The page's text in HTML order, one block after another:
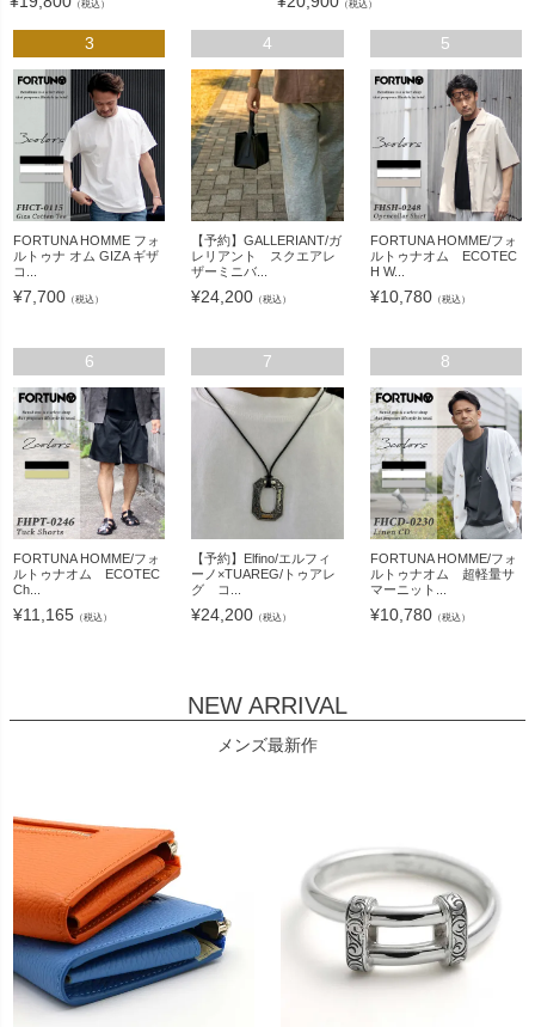
（税込） （税込）
3
FORTUNA HOMME フォ
ルトゥナ オム GIZA ギザ
コ...
¥7,700 （税込）
4
【予約】GALLERIANT/ガ
レリアント スクエアレ
ザーミニバ...
¥24,200 （税込）
5
FORTUNA HOMME/フォ
ルトゥナオム ECOTEC
H W...
¥10,780（税込）
6
FORTUNA HOMME/フォ
ルトゥナオム ECOTEC
Ch...
¥11,165 （税込）
7
【予約】Elfino/エルフィ
ーノ×TUAREG/トゥアレ
グ コ...
¥24,200 （税込）
8
FORTUNA HOMME/フォ
ルトゥナオム 超軽量サ
マーニット...
¥10,780（税込）
NEW ARRIVAL
メンズ最新作